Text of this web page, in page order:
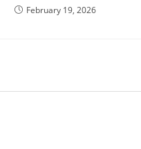
February 19, 2026